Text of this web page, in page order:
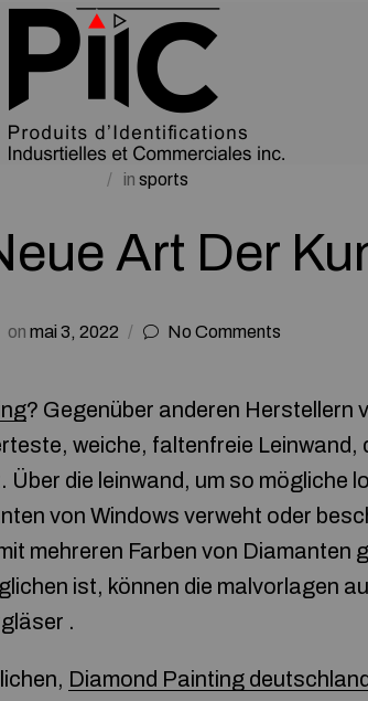
in sports
Art Der
on mai 3, 2022 No Comments
? Gegenüber anderen Herstellern
weiche, faltenfreie Leinwand,
die leinwand, um so mögliche
von Windows verweht oder
mehreren Farben von Diamanten
ist, können die malvorlagen
.
Diamond Painting deutschland